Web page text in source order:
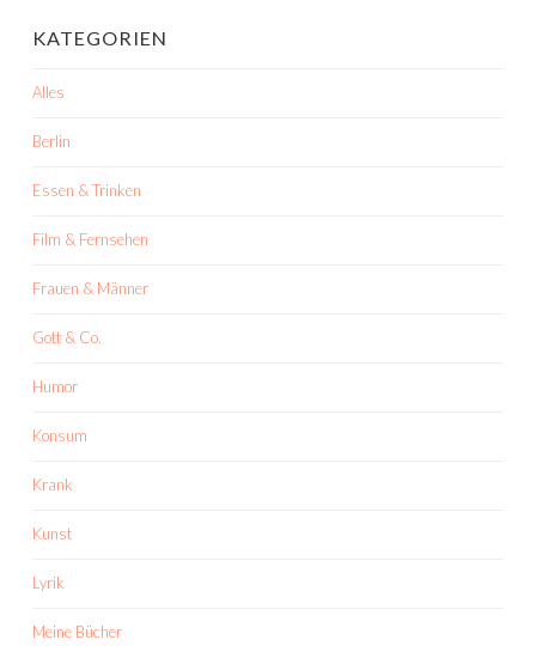
KATEGORIEN
Alles
Berlin
Essen & Trinken
Film & Fernsehen
Frauen & Männer
Gott & Co.
Humor
Konsum
Krank
Kunst
Lyrik
Meine Bücher